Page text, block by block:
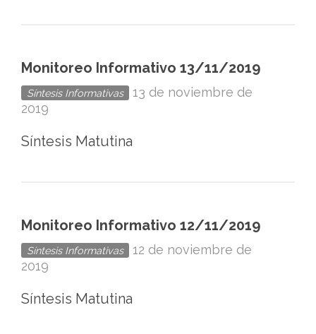
Monitoreo Informativo 13/11/2019
Síntesis Informativas
13 de noviembre de
2019
Síntesis Matutina
Monitoreo Informativo 12/11/2019
Síntesis Informativas
12 de noviembre de
2019
Síntesis Matutina